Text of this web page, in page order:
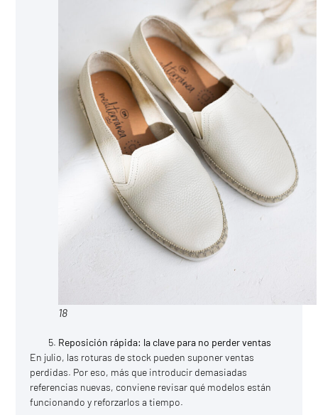
18
Reposición rápida: la clave para no perder ventas
En julio, las roturas de stock pueden suponer ventas
perdidas. Por eso, más que introducir demasiadas
referencias nuevas, conviene revisar qué modelos están
funcionando y reforzarlos a tiempo.